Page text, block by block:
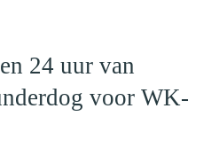
24 uur van
voor WK-